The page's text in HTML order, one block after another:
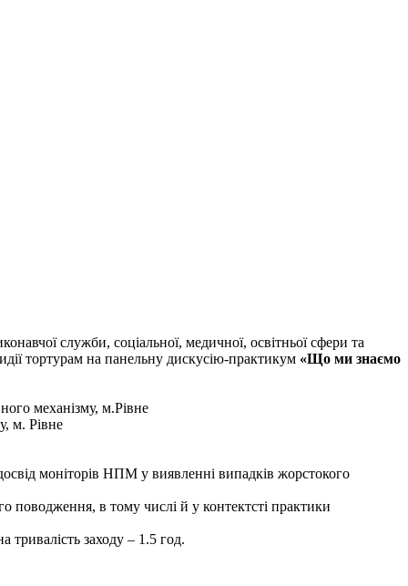
служби, соціальної, медичної, освітньої сфери та
тортурам на панельну дискусію-практикум «Що ми знаємо
механізму, м.Рівне
м. Рівне
моніторів НПМ у виявленні випадків жорстокого
поводження, в тому числі й у контектсті практики
тривалість заходу – 1.5 год.